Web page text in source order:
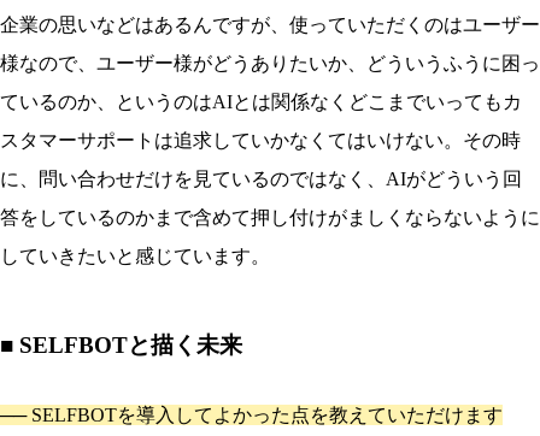
企業の思いなどはあるんですが、使っていただくのはユーザー
様なので、ユーザー様がどうありたいか、どういうふうに困っ
ているのか、というのはAIとは関係なくどこまでいってもカ
スタマーサポートは追求していかなくてはいけない。その時
に、問い合わせだけを見ているのではなく、AIがどういう回
答をしているのかまで含めて押し付けがましくならないように
していきたいと感じています。
■ SELFBOTと描く未来
── SELFBOTを導入してよかった点を教えていただけます